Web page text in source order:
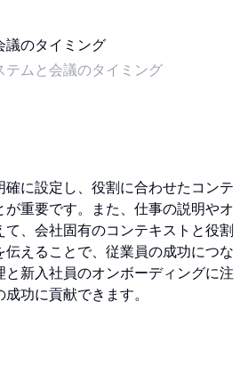
テムと会議のタイミング
確に設定し、役割に合わせたコンテ
が重要です。また、仕事の説明やオ
て、会社固有のコンテキストと役割
伝えることで、従業員の成功につな
と新入社員のオンボーディングに注
功に貢献できます。